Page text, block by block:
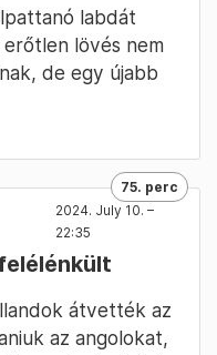
labdát
lövés nem
de egy újabb
75. perc
2024. July 10. –
22:35
átvették az
az angolokat,